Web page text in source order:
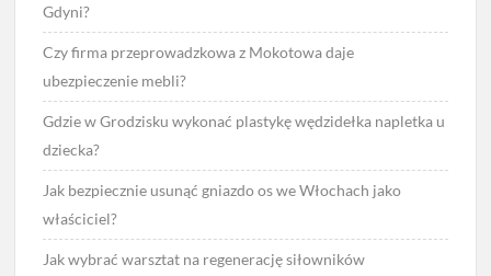
Gdyni?
Czy firma przeprowadzkowa z Mokotowa daje
ubezpieczenie mebli?
Gdzie w Grodzisku wykonać plastykę wędzidełka napletka u
dziecka?
Jak bezpiecznie usunąć gniazdo os we Włochach jako
właściciel?
Jak wybrać warsztat na regenerację siłowników